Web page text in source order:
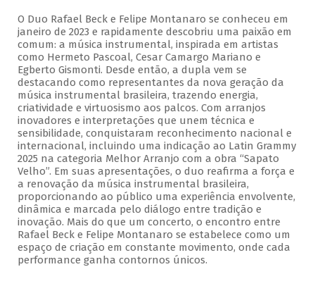
O Duo Rafael Beck e Felipe Montanaro se conheceu em
janeiro de 2023 e rapidamente descobriu uma paixão em
comum: a música instrumental, inspirada em artistas
como Hermeto Pascoal, Cesar Camargo Mariano e
Egberto Gismonti. Desde então, a dupla vem se
destacando como representantes da nova geração da
música instrumental brasileira, trazendo energia,
criatividade e virtuosismo aos palcos. Com arranjos
inovadores e interpretações que unem técnica e
sensibilidade, conquistaram reconhecimento nacional e
internacional, incluindo uma indicação ao Latin Grammy
2025 na categoria Melhor Arranjo com a obra “Sapato
Velho”. Em suas apresentações, o duo reafirma a força e
a renovação da música instrumental brasileira,
proporcionando ao público uma experiência envolvente,
dinâmica e marcada pelo diálogo entre tradição e
inovação. Mais do que um concerto, o encontro entre
Rafael Beck e Felipe Montanaro se estabelece como um
espaço de criação em constante movimento, onde cada
performance ganha contornos únicos.